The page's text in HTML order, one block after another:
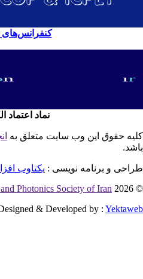
نماد اعتماد
حقوق این وب سایت متعلق به
و برنامه نویسی : یکتاوب
©
and Photonics Society of Iran
Designed & Developed by :